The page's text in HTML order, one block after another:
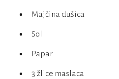
Majčina dušica
Sol
Papar
3 žlice maslaca